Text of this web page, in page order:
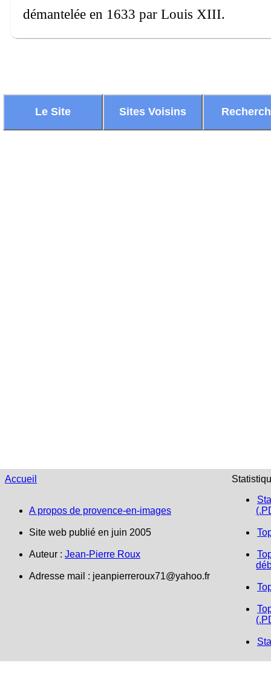
démantelée en 1633 par Louis XIII.
Le Site Sites Voisins
Accueil
A propos de provence-en-images
Site web publié en juin 2005
Auteur : Jean-Pierre Roux
Adresse mail : jeanpierreroux71@yahoo.fr